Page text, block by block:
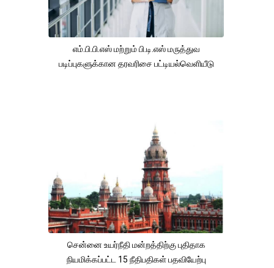
எம்.பி.பி.எஸ் மற்றும் பி.டி.எஸ் மருத்துவ
படிப்புகளுக்கான தரவரிசை பட்டியல்வெளியீடு
சென்னை உயர்நீதி மன்றத்திற்கு புதிதாக
நியமிக்கப்பட்ட 15 நீதிபதிகள் பதவியேற்பு